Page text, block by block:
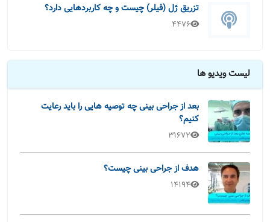
تزریق ژل (فیلر) چیست و چه کاربردهایی دارد؟
4476
لیست ویدیو ها
بعد از جراحی بینی چه توصیه هایی را باید رعایت
کنیم؟
31672
هدف از جراحی بینی چیست؟
14194